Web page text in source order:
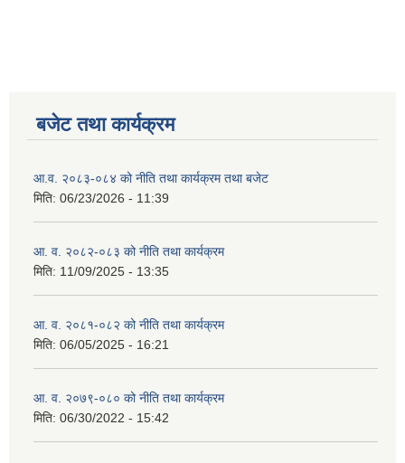
बजेट तथा कार्यक्रम
आ.व. २०८३-०८४ को नीति तथा कार्यक्रम तथा बजेट
मिति: 06/23/2026 - 11:39
आ. व. २०८२-०८३ को नीति तथा कार्यक्रम
मिति: 11/09/2025 - 13:35
आ. व. २०८१-०८२ को नीति तथा कार्यक्रम
मिति: 06/05/2025 - 16:21
आ. व. २०७९-०८० को नीति तथा कार्यक्रम
मिति: 06/30/2022 - 15:42